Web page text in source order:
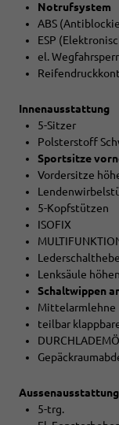
Notrufsystem
ABS
ESP
el.
Innenausstattung
5-Sitzer
Polsterstoff
Sportsitze
Vordersitze
5-Kopfstützen
ISOFIX
Lenksäule
Schaltwippen
Mittelarmlehne
teilbar
Aussenausstattung
5-trg.